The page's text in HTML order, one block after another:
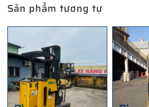
Sản phẩm tương tự